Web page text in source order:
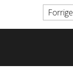
Forrige